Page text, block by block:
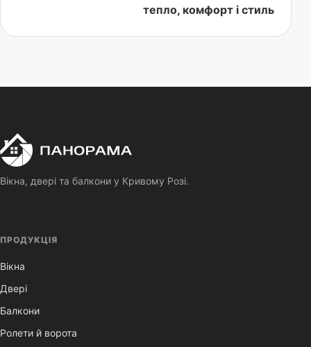
тепло, комфорт і стиль
П
Панорама
Вікна, двері та балкони у Кривому Розі.
ПРОДУКЦІЯ
Вікна
Двері
Балкони
Ролети й ворота